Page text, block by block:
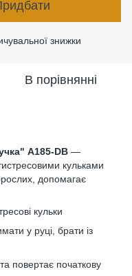
знижки
В порівнянні
A185-DB —
кульками
допомагає
кульки
у руці, брати із
повертає початкову